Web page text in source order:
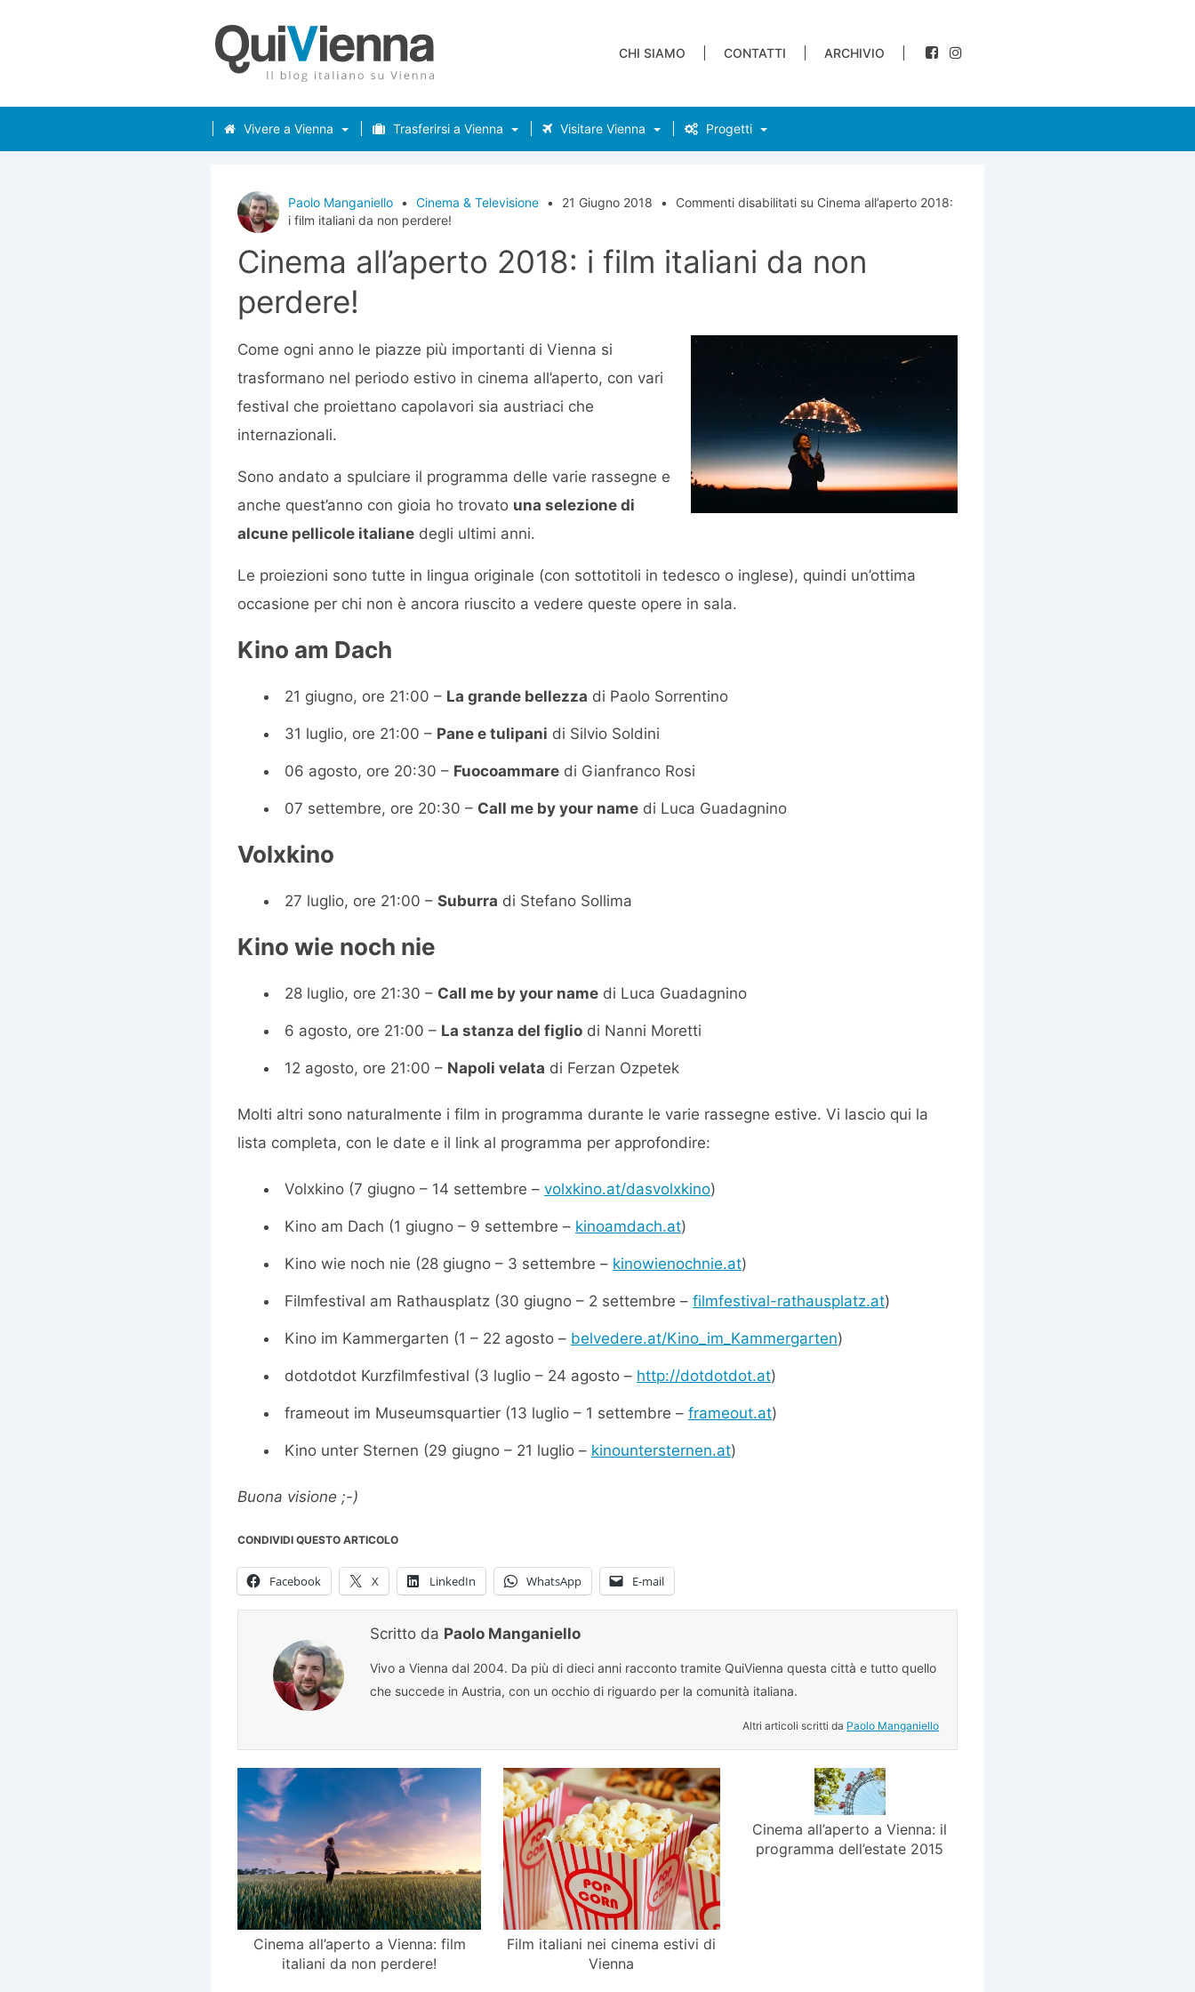
CHI SIAMO CONTATTI ARCHIVIO
Vivere a Vienna Trasferirsi a Vienna Visitare Vienna Progetti
Paolo Manganiello • Cinema & Televisione • 21 Giugno 2018 • Commenti disabilitatisu Cinema all’aperto 2018:
i film italiani da non perdere!
Cinema all’aperto 2018: i film italiani da non
perdere!
Come ogni anno le piazze più importanti di Vienna si
trasformano nel periodo estivo in cinema all’aperto, con vari
festival che proiettano capolavori sia austriaci che
internazionali.
Sono andato a spulciare il programma delle varie rassegne e
anche quest’anno con gioia ho trovato una selezione di
alcune pellicole italiane degli ultimi anni.
Le proiezioni sono tutte in lingua originale (con sottotitoli in tedesco o inglese), quindi un’ottima
occasione per chi non è ancora riuscito a vedere queste opere in sala.
Kino am Dach
21 giugno, ore 21:00 – La grande bellezza di Paolo Sorrentino
31 luglio, ore 21:00 – Pane e tulipani di Silvio Soldini
06 agosto, ore 20:30 – Fuocoammare di Gianfranco Rosi
07 settembre, ore 20:30 – Call me by your name di Luca Guadagnino
Volxkino
27 luglio, ore 21:00 – Suburra di Stefano Sollima
Kino wie noch nie
28 luglio, ore 21:30 – Call me by your name di Luca Guadagnino
6 agosto, ore 21:00 – La stanza del figlio di Nanni Moretti
12 agosto, ore 21:00 – Napoli velata di Ferzan Ozpetek
Molti altri sono naturalmente i film in programma durante le varie rassegne estive. Vi lascio qui la
lista completa, con le date e il link al programma per approfondire:
Volxkino (7 giugno – 14 settembre – volxkino.at/dasvolxkino)
Kino am Dach (1 giugno – 9 settembre – kinoamdach.at)
Kino wie noch nie (28 giugno – 3 settembre – kinowienochnie.at)
Filmfestival am Rathausplatz (30 giugno – 2 settembre – filmfestival-rathausplatz.at)
Kino im Kammergarten (1 – 22 agosto – belvedere.at/Kino_im_Kammergarten)
dotdotdot Kurzfilmfestival (3 luglio – 24 agosto – http://dotdotdot.at)
frameout im Museumsquartier (13 luglio – 1 settembre – frameout.at)
Kino unter Sternen (29 giugno – 21 luglio – kinountersternen.at)
Buona visione ;-)
CONDIVIDI QUESTO ARTICOLO
Facebook X LinkedIn WhatsApp E-mail
Scritto da Paolo Manganiello
Vivo a Vienna dal 2004. Da più di dieci anni racconto tramite QuiVienna questa città e tutto quello
che succede in Austria, con un occhio di riguardo per la comunità italiana.
Altri articoli scritti da Paolo Manganiello
Cinema all’aperto a Vienna: film
italiani da non perdere!
Film italiani nei cinema estivi di
Vienna
Cinema all’aperto a Vienna: il
programma dell’estate 2015